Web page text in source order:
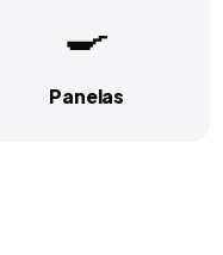
🍳
Panelas